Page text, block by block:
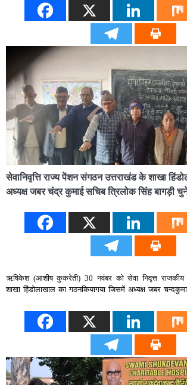
सेवानिवृत्ति राज्य पेंशन संगठन उत्तराखंड के शाखा
अध्यक्ष जबर चंद्र कुमाई सचिब त्रिलोक सिंह बागड़ी
ऋषिकेश (आशीष कुकरेती) 30 नवंबर को सेवा निवृत्त राजकीय
शाखा हिंडोलाखाल का गठनकियागया जिसमें अध्यक्ष जबर